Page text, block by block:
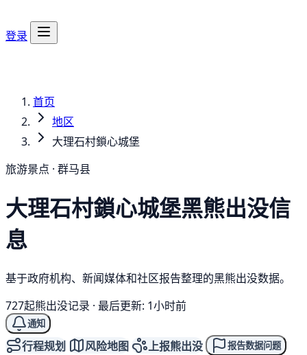
登录
首页
地区
大理石村鎖心城堡
旅游景点 · 群马县
大理石村鎖心城堡黑熊出没信
息
基于政府机构、新闻媒体和社区报告整理的黑熊出没数据。
727起熊出没记录 · 最后更新: 1小时前
通知
行程规划 风险地图 上报熊出没 报告数据问题